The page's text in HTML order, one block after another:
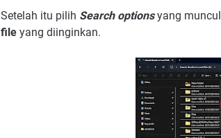
Setelah itu pilih Search optionsyang
file yang diinginkan.